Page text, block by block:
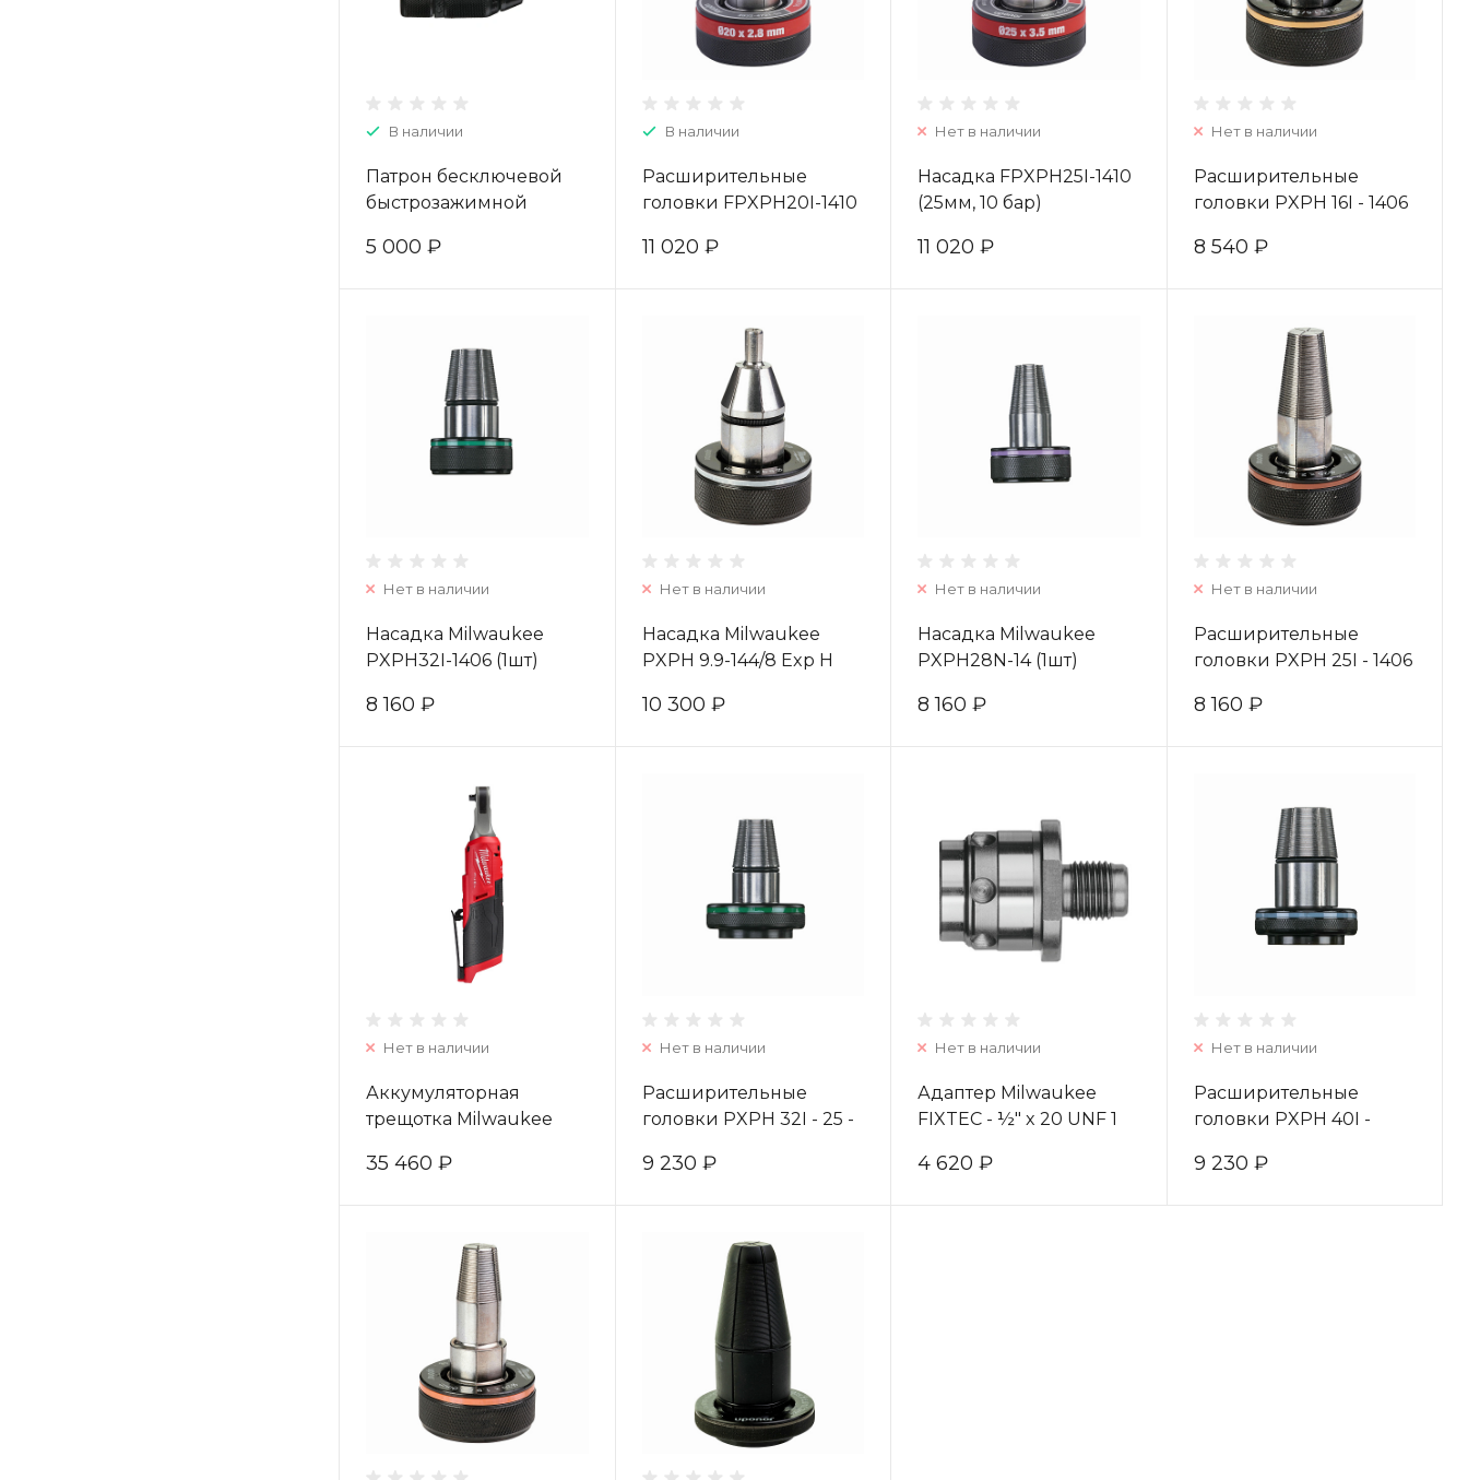
В наличии
Патрон бесключевой
быстрозажимной
(1шт) 4932371913
5 000 ₽
В наличии
Расширительные
головки FPXPH20I-1410
11 020 ₽
Нет в наличии
Насадка FPXPH25I-1410
(25мм, 10 бар)
11 020 ₽
Нет в наличии
Расширительные
головки PXPH 16I - 1406
8 540 ₽
Нет в наличии
Насадка Milwaukee
PXPH32I-1406 (1шт)
8 160 ₽
Нет в наличии
Насадка Milwaukee
PXPH 9.9-144/8 Exp H
10 300 ₽
Нет в наличии
Насадка Milwaukee
PXPH28N-14 (1шт)
8 160 ₽
Нет в наличии
Расширительные
головки PXPH 25I - 1406
8 160 ₽
Нет в наличии
Аккумуляторная
трещотка Milwaukee
4933478171
35 460 ₽
Нет в наличии
Расширительные
головки PXPH 32I - 25 -
9 230 ₽
Нет в наличии
Адаптер Milwaukee
FIXTEC - ½" x 20 UNF 1
4 620 ₽
Нет в наличии
Расширительные
головки PXPH 40I -
9 230 ₽